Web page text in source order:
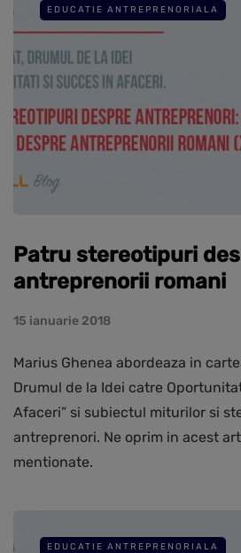
EDUCATIE ANTREPRENORIALA
Patru stereotipuri
antreprenorii romani
15 ianuarie 2018
Marius Ghenea abordeaza in
Drumul de la Idei catre
Afaceri” si subiectul miturilor si
antreprenori. Ne oprim in acest
mentionate.
EDUCATIE ANTREPRENORIALA